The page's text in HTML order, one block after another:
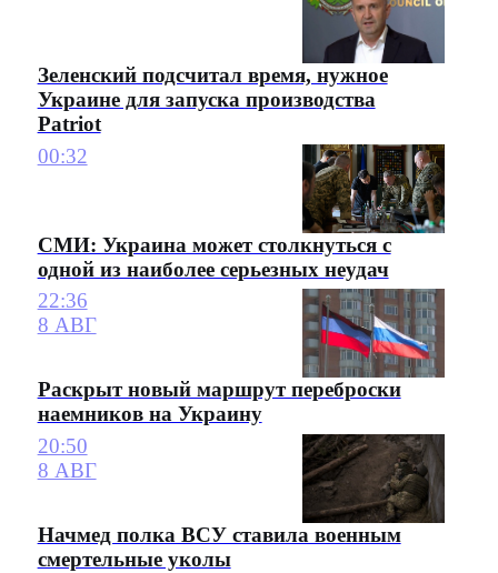
Зеленский подсчитал время, нужное
Украине для запуска производства
Patriot
00:32
СМИ: Украина может столкнуться с
одной из наиболее серьезных неудач
22:36
8 АВГ
Раскрыт новый маршрут переброски
наемников на Украину
20:50
8 АВГ
Начмед полка ВСУ ставила военным
смертельные уколы